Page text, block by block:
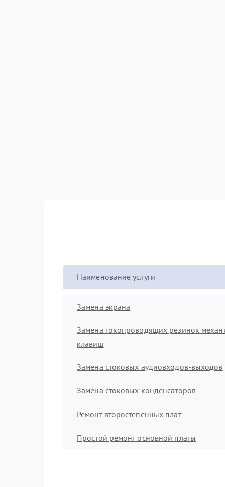
Наименование услуги
Замена экрана
Замена токопроводящих резинок
клавиш
Замена стоковых аудиовходов-выходов
Замена стоковых конденсаторов
Ремонт второстепенных плат
Простой ремонт основной платы